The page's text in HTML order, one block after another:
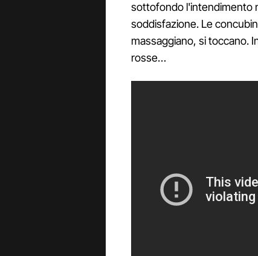
sottofondo l'intendimento
soddisfazione. Le
massaggiano, si toccano.
rosse…